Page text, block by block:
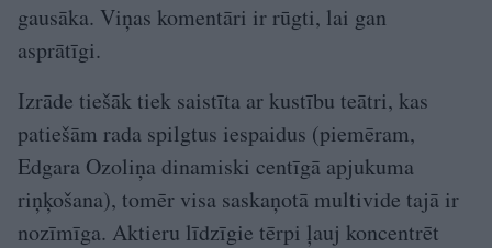
gausāka. Viņas komentāri ir rūgti, lai gan
asprātīgi.
Izrāde tiešāk tiek saistīta ar kustību teātri, kas
patiešām rada spilgtus iespaidus (piemēram,
Edgara Ozoliņa dinamiski centīgā apjukuma
riņķošana), tomēr visa saskaņotā multivide tajā ir
nozīmīga. Aktieru līdzīgie tērpi ļauj koncentrēt